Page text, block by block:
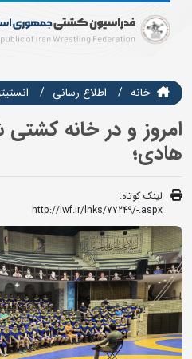
خانه اطلاع رسانی
امروز و در خانه کشتی
هادی؛
لینک کوتاه:
http://iwf.ir/lnks/77249/-.aspx